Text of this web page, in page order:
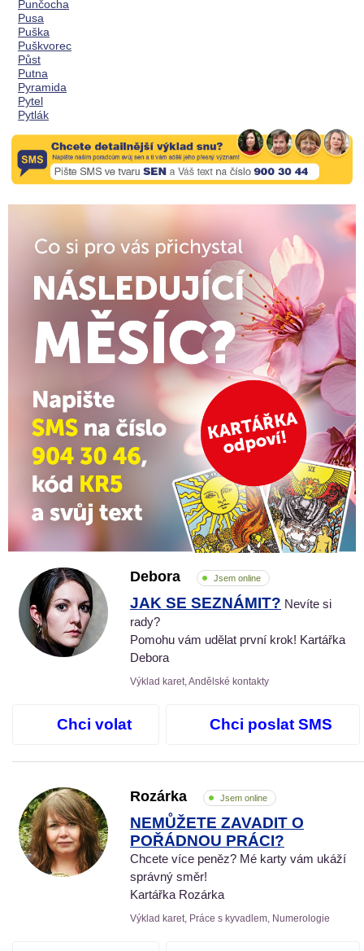
Punčocha
Pusa
Puška
Puškvorec
Půst
Putna
Pyramida
Pytel
Pytlák
Debora Jsem online
JAK SE SEZNÁMIT? Nevíte si
rady?
Pomohu vám udělat první krok! Kartářka
Debora
Výklad karet, Andělské kontakty
Chci volat Chci poslat SMS
Rozárka Jsem online
NEMŮŽETE ZAVADIT O
POŘÁDNOU PRÁCI?
Chcete více peněz? Mé karty vám ukáží
správný směr!
Kartářka Rozárka
Výklad karet, Práce s kyvadlem, Numerologie